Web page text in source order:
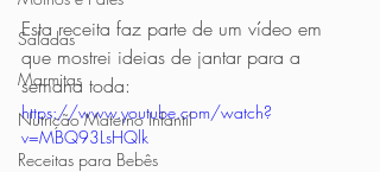
Saladas
Marmitas
Nutrição Materno Infantil
Receitas para Bebês
Esta receita faz parte de um vídeo em
que mostrei ideias de jantar para a
semana toda:
https://www.youtube.com/watch?
v=MBQ93LsHQlk